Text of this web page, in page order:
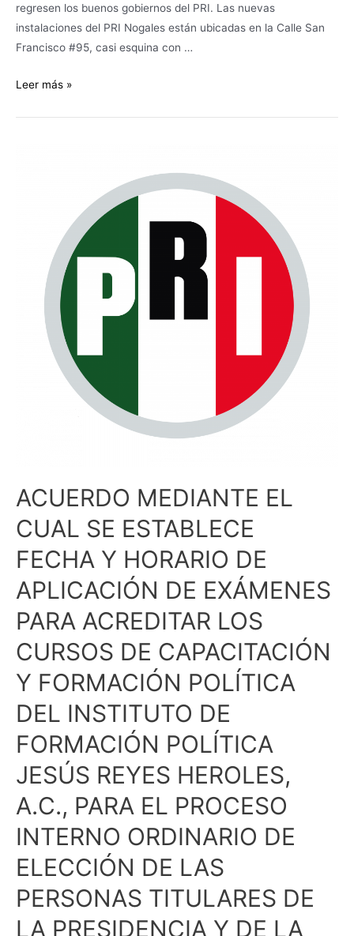
regresen los buenos gobiernos del PRI. Las nuevas
instalaciones del PRI Nogales están ubicadas en la Calle San
Francisco #95, casi esquina con …
Leer más »
ACUERDO MEDIANTE EL
CUAL SE ESTABLECE
FECHA Y HORARIO DE
APLICACIÓN DE EXÁMENES
PARA ACREDITAR LOS
CURSOS DE CAPACITACIÓN
Y FORMACIÓN POLÍTICA
DEL INSTITUTO DE
FORMACIÓN POLÍTICA
JESÚS REYES HEROLES,
A.C., PARA EL PROCESO
INTERNO ORDINARIO DE
ELECCIÓN DE LAS
PERSONAS TITULARES DE
LA PRESIDENCIA Y DE LA
ESTABLECE
FECHA
HORARIO
APLICACIÓN
EXÁMENES
DE
CAPACITACIÓN
Y
FORMACIÓN
POLÍTICA
DEL
DE
FORMACIÓN
JESÚS
REYES
HEROLES,
A.C.,
PARA
EL
PROCESO
ORDINARIO
DE
DE
LAS